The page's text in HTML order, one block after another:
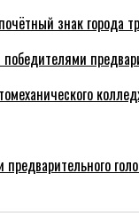
знак города